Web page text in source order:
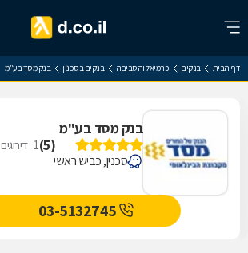
דף הבית בנקים כרמיאל והסביבה בנקים בסכנין בנק מסד בע"מ
בנק מסד בע"מ
(
5
)
1 דירוגים
סכנין, כביש ראשי
03-5132745